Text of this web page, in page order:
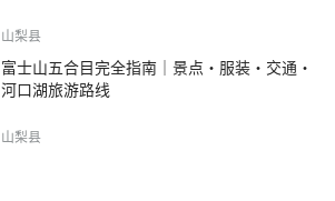
山梨县
富士山五合目完全指南｜景点·服装·交通·
河口湖旅游路线
山梨县